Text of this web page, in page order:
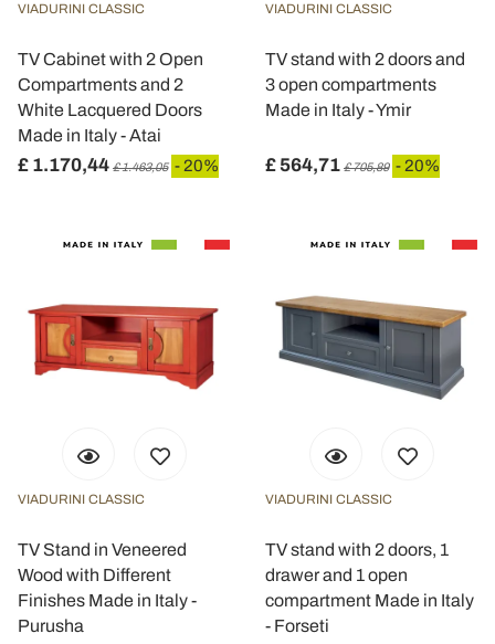
VIADURINI CLASSIC
TV Cabinet with 2 Open
Compartments and 2
White Lacquered Doors
Made in Italy - Atai
£ 1.170,44 £ 1.463,05 - 20%
VIADURINI CLASSIC
TV stand with 2 doors and
3 open compartments
Made in Italy - Ymir
£ 564,71 £ 705,89 - 20%
VIADURINI CLASSIC
TV Stand in Veneered
Wood with Different
Finishes Made in Italy -
Purusha
VIADURINI CLASSIC
TV stand with 2 doors, 1
drawer and 1 open
compartment Made in Italy
- Forseti